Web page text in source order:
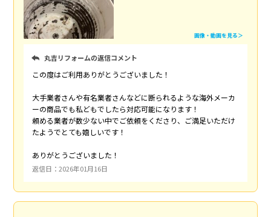
画像・動画を見る＞
丸吉リフォームの返信コメント
この度はご利用ありがとうございました！
大手業者さんや有名業者さんなどに断られるような海外メーカ
ーの商品でも私どもでしたら対応可能になります！
頼める業者が数少ない中でご依頼をくださり、ご満足いただけ
たようでとても嬉しいです！
ありがとうございました！
返信日：2026年01月16日